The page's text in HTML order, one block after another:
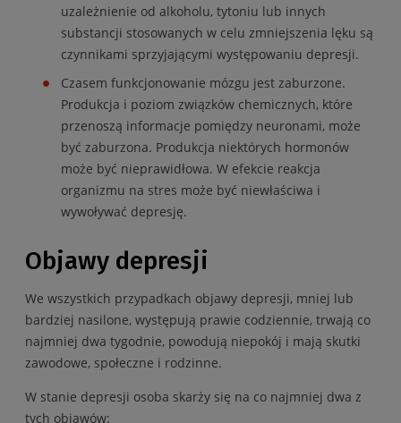
uzależnienie od alkoholu, tytoniu lub innych
substancji stosowanych w celu zmniejszenia lęku są
czynnikami sprzyjającymi występowaniu depresji.
Czasem funkcjonowanie mózgu jest zaburzone.
Produkcja i poziom związków chemicznych, które
przenoszą informacje pomiędzy neuronami, może
być zaburzona. Produkcja niektórych hormonów
może być nieprawidłowa. W efekcie reakcja
organizmu na stres może być niewłaściwa i
wywoływać depresję.
Objawy depresji
We wszystkich przypadkach objawy depresji, mniej lub
bardziej nasilone, występują prawie codziennie, trwają co
najmniej dwa tygodnie, powodują niepokój i mają skutki
zawodowe, społeczne i rodzinne.
W stanie depresji osoba skarży się na co najmniej dwa z
tych objawów: